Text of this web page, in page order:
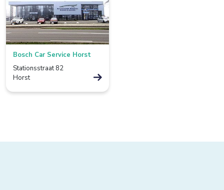
Boxtel
Bredevoort
Bunnik
Bussum
De Lier
Bosch Car Service Horst
Stationsstraat 82
Horst